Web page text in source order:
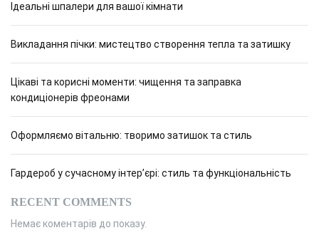
Ідеальні шпалери для вашої кімнати
Викладання пічки: мистецтво створення тепла та затишку
Цікаві та корисні моменти: чищення та заправка
кондиціонерів фреонами
Оформляємо вітальню: творимо затишок та стиль
Гардероб у сучасному інтер’єрі: стиль та функціональність
RECENT COMMENTS
Немає коментарів до показу.